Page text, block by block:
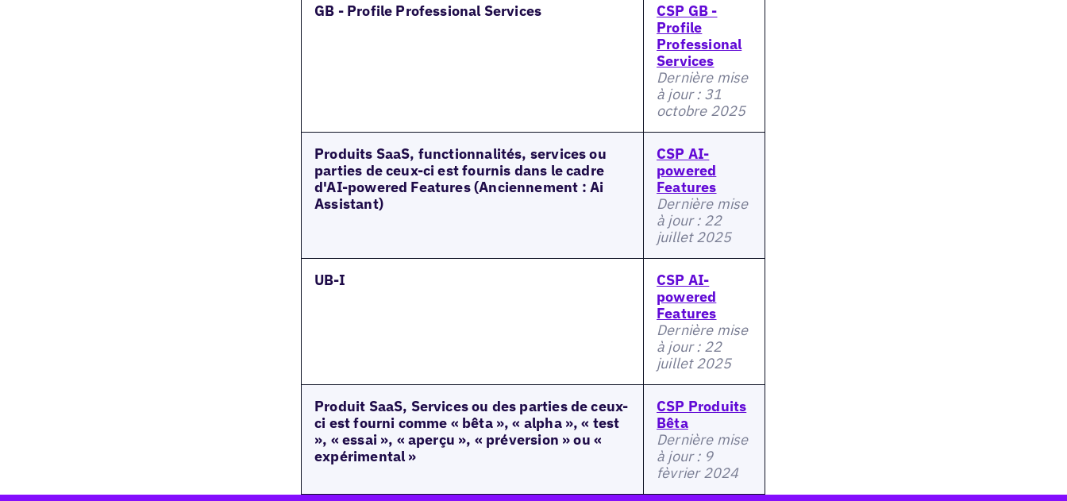
GB - Profile Professional Services
CSP GB -
Profile
Professional
Services
Dernière mise
à jour : 31
octobre 2025
Produits SaaS, functionnalités, services ou
parties de ceux-ci est fournis dans le cadre
d'AI-powered Features (Anciennement : Ai
Assistant)
CSP AI-
powered
Features
Dernière mise
à jour : 22
juillet 2025
UB-I
CSP AI-
powered
Features
Dernière mise
à jour : 22
juillet 2025
Produit SaaS, Services ou des parties de ceux-
ci est fourni comme « bêta », « alpha », « test
», « essai », « aperçu », « préversion » ou «
expérimental »
CSP Produits
Bêta
Dernière mise
à jour : 9
fèvrier 2024